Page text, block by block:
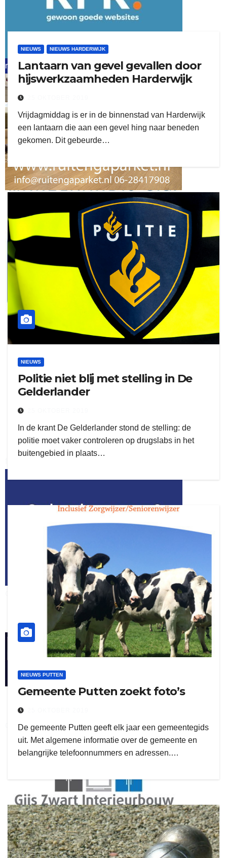
word vrijwilliger (1)
zielman
delangekortland
henkvandeberg
refreshed webdesign putten
download onzze App
ook adverteren
duo montage
NIEUWS NIEUWS HARDERWIJK
Lantaarn van gevel gevallen door
hijswerkzaamheden Harderwijk
Vrijdagmiddag is er in de binnenstad van Harderwijk
een lantaarn die aan een gevel hing naar beneden
gekomen. Dit gebeurde…
NIEUWS
Politie niet blij met stelling in De
Gelderlander
In de krant De Gelderlander stond de stelling: de
politie moet vaker controleren op drugslabs in het
buitengebied in plaats…
NIEUWS PUTTEN
Gemeente Putten zoekt foto’s
De gemeente Putten geeft elk jaar een gemeentegids
uit. Met algemene informatie over de gemeente en
belangrijke telefoonnummers en adressen.…